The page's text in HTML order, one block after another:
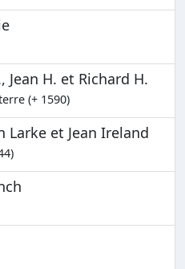
Jean H. et Richard H.
(+ 1590)
Larke et Jean Ireland